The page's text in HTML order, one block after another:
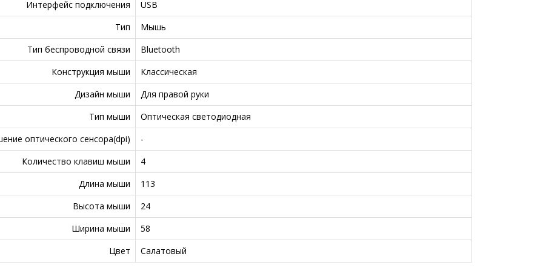
Интерфейс подключения
USB
Тип
Мышь
Тип беспроводной связи
Bluetooth
Конструкция мыши
Классическая
Дизайн мыши
Для правой руки
Тип мыши
Оптическая светодиодная
оптического сенсора(dpi)
-
Количество клавиш мыши
4
Длина мыши
113
Высота мыши
24
Ширина мыши
58
Цвет
Салатовый